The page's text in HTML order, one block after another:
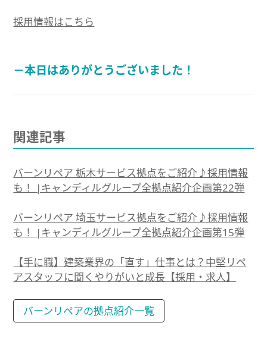
採用情報はこちら
－本日はありがとうございました！
関連記事
バーンリペア 栃木サービス拠点をご紹介♪採用情報
も！ |キャンディルグループ全拠点紹介企画第22弾
バーンリペア 埼玉サービス拠点をご紹介♪採用情報
も！ |キャンディルグループ全拠点紹介企画第15弾
【手に職】建築業界の「直す」仕事とは？中堅リペ
アスタッフに聞くやりがいと成長【採用・求人】
バーンリペアの拠点紹介一覧